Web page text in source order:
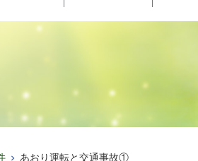
あおり運転と交通事故①